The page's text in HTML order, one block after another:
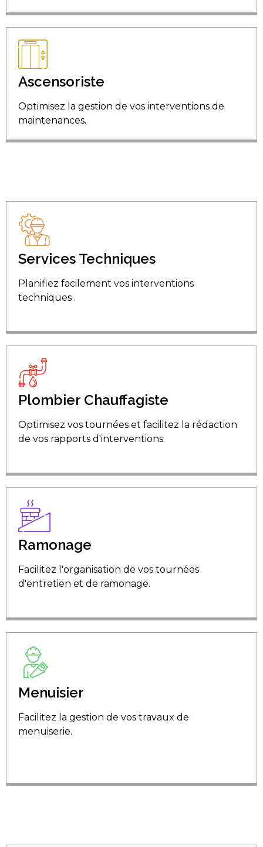
Ascensoriste
Optimisez la gestion de vos interventions de
maintenances.
Services Techniques
Planifiez facilement vos interventions
techniques .
Plombier Chauffagiste
Optimisez vos tournées et facilitez la rédaction
de vos rapports d'interventions.
Ramonage
Facilitez l'organisation de vos tournées
d'entretien et de ramonage.
Menuisier
Facilitez la gestion de vos travaux de
menuiserie.